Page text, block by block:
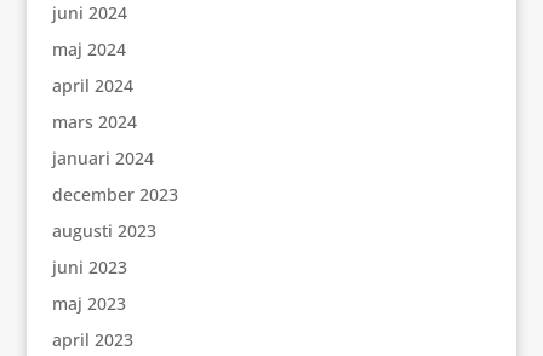
juni 2024
maj 2024
april 2024
mars 2024
januari 2024
december 2023
augusti 2023
juni 2023
maj 2023
april 2023